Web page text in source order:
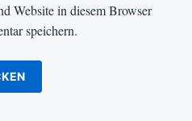
Website in diesem Browser
speichern.